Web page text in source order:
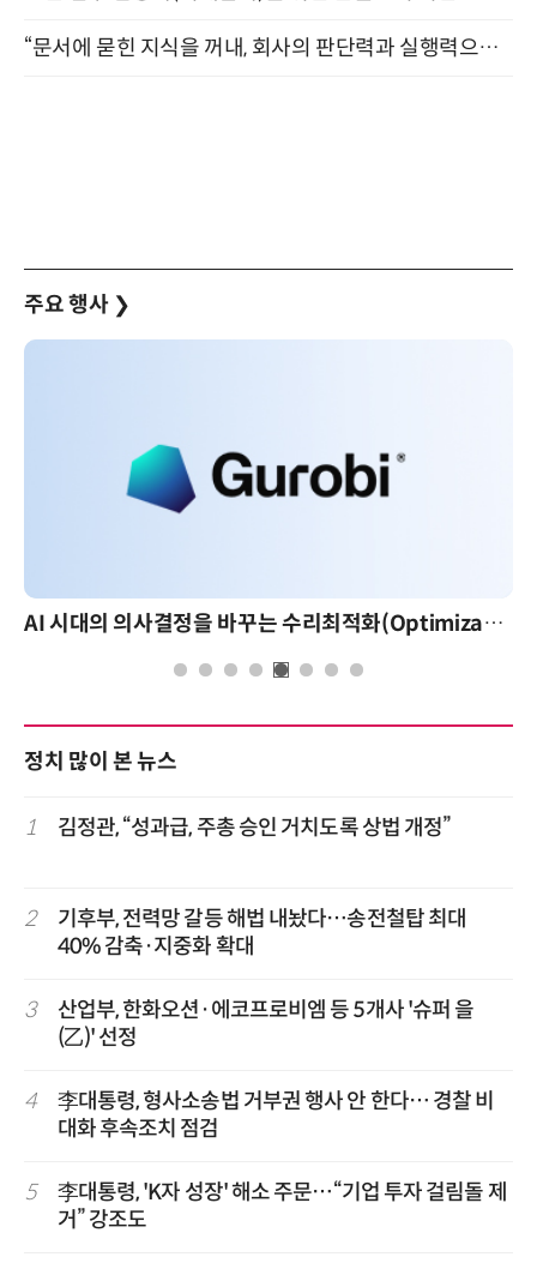
“문서에 묻힌 지식을 꺼내, 회사의 판단력과 실행력으로 바꾸다” (8/20)
주요 행사 ❯
AI 시대의 의사결정을 바꾸는 수리최적화(Optimization): 실제 산업 적용 사례와 활용 전략
정치 많이 본 뉴스
1 김정관, “성과급, 주총 승인 거치도록 상법 개정”
2
기후부, 전력망 갈등 해법 내놨다…송전철탑 최대
40% 감축·지중화 확대
3
산업부, 한화오션·에코프로비엠 등 5개사 '슈퍼 을
(乙)' 선정
4
李대통령, 형사소송법 거부권 행사 안 한다… 경찰 비
대화 후속조치 점검
5
李대통령, 'K자 성장' 해소 주문…“기업 투자 걸림돌 제
거” 강조도